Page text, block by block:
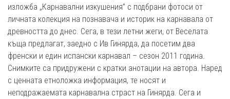
изложба „Карнавални изкушения” с подбрани фотоси от
личната колекция на познавача и историк на карнавала от
древността до днес. Сега, в тези летни жеги, от Веселата
къща предлагат, заедно с Ив Гинярда, да посетим два
френски и един испански карнавал – сезон 2011 година.
Снимките са придружени с кратки анотации на автора. Наред
с ценната етноложка информация, те носят и
неподражаемата карнавална страст на Гинярда. Сега и